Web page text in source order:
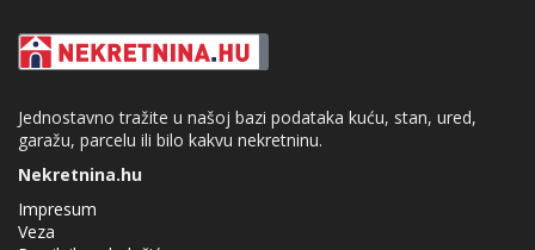
Jednostavno tražite u našoj bazi podataka kuću, stan, ured,
garažu, parcelu ili bilo kakvu nekretninu.
Nekretnina.hu
Impresum
Veza